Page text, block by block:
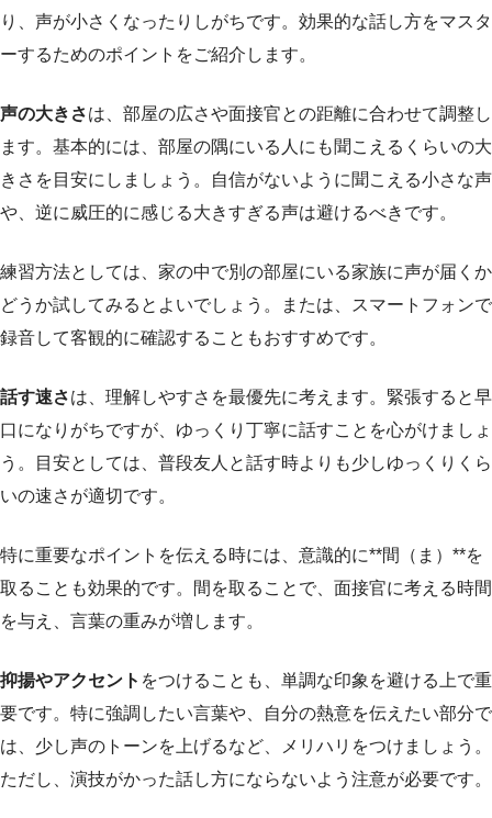
り、声が小さくなったりしがちです。効果的な話し方をマスタ
ーするためのポイントをご紹介します。
声の大きさは、部屋の広さや面接官との距離に合わせて調整し
ます。基本的には、部屋の隅にいる人にも聞こえるくらいの大
きさを目安にしましょう。自信がないように聞こえる小さな声
や、逆に威圧的に感じる大きすぎる声は避けるべきです。
練習方法としては、家の中で別の部屋にいる家族に声が届くか
どうか試してみるとよいでしょう。または、スマートフォンで
録音して客観的に確認することもおすすめです。
話す速さは、理解しやすさを最優先に考えます。緊張すると早
口になりがちですが、ゆっくり丁寧に話すことを心がけましょ
う。目安としては、普段友人と話す時よりも少しゆっくりくら
いの速さが適切です。
特に重要なポイントを伝える時には、意識的に**間（ま）**を
取ることも効果的です。間を取ることで、面接官に考える時間
を与え、言葉の重みが増します。
抑揚やアクセント をつけることも、単調な印象を避ける上で重
要です。特に強調したい言葉や、自分の熱意を伝えたい部分で
は、少し声のトーンを上げるなど、メリハリをつけましょう。
ただし、演技がかった話し方にならないよう注意が必要です。